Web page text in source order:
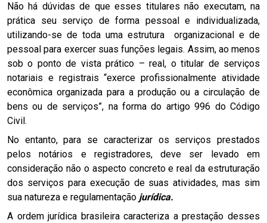
Não há dúvidas de que esses titulares não executam, na
prática seu serviço de forma pessoal e individualizada,
utilizando-se de toda uma estrutura organizacional e de
pessoal para exercer suas funções legais. Assim, ao menos
sob o ponto de vista prático – real, o titular de serviços
notariais e registrais “exerce profissionalmente atividade
econômica organizada para a produção ou a circulação de
bens ou de serviços”, na forma do artigo 996 do Código
Civil.
No entanto, para se caracterizar os serviços prestados
pelos notários e registradores, deve ser levado em
consideração não o aspecto concreto e real da estruturação
dos serviços para execução de suas atividades, mas sim
sua natureza e regulamentação jurídica.
A ordem jurídica brasileira caracteriza a prestação desses